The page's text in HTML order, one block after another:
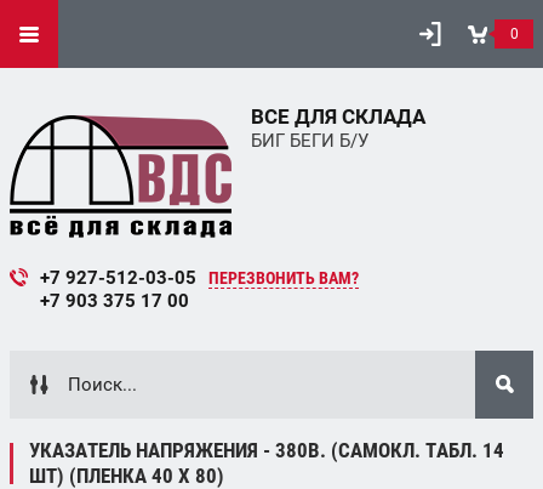
0
ВСЕ ДЛЯ СКЛАДА
БИГ БЕГИ Б/У
+7 927-512-03-05
+7 903 375 17 00
ПЕРЕЗВОНИТЬ ВАМ?
УКАЗАТЕЛЬ НАПРЯЖЕНИЯ - 380В. (САМОКЛ. ТАБЛ. 14
ШТ) (ПЛЕНКА 40 Х 80)